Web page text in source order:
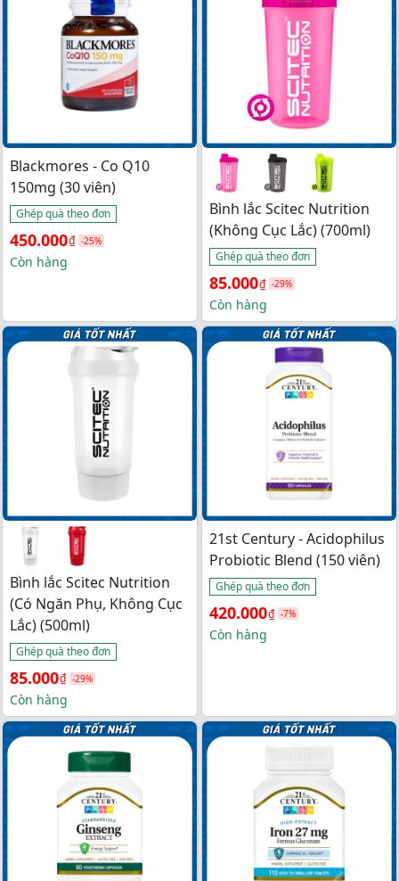
240.000₫.
Blackmores - Co Q10
150mg (30 viên)
Ghép quà theo đơn
Giá
gốc
450.000₫
Giá
hiện
450.000₫.
-25%
Còn hàng
Bình lắc Scitec Nutrition
(Không Cục Lắc) (700ml)
Ghép quà theo đơn
Giá
gốc
là:
120.000₫.
85.000₫
Giá
hiện
tại
là:
85.000₫.
-29%
Còn hàng
Bình lắc Scitec Nutrition
(Có Ngăn Phụ, Không Cục
Lắc) (500ml)
Ghép quà theo đơn
Giá
gốc
là:
120.000₫.
85.000₫
Giá
hiện
tại
là:
85.000₫.
-29%
Còn hàng
21st Century - Acidophilus
Probiotic Blend (150 viên)
Ghép quà theo đơn
Giá
gốc
420.000₫
Giá
hiện
-7%
Còn hàng